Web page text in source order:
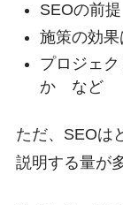
SEOの前提
施策の効
プロジェ
か など
ただ、SEOは
説明する量が